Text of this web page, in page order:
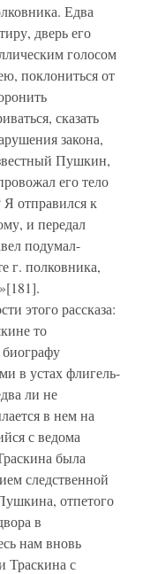
Едва
дверь его
голосом
поклониться от
сказать
закона,
Пушкин,
его тело
отправился к
и передал
подумал-
г. полковника,
этого рассказа:
то
в устах флигель-
ли не
в нем на
с ведома
была
следственной
отпетого
в
нам вновь
Траскина с